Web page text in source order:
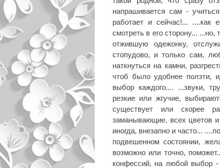
напрашивается сам -
работает и сейчас!... ....как
смотреть в его сторону...
отжившую одежонку,
стопудово, и только сам,
наткнуться на камни,
чтоб было удобнее ползти,
выбор каждого.... ...звуки,
резкие или жгучие,
существует или скорее
заманывающие, всех цветов и
иногда, внезапно и часто...
подвешенном состоянии,
возможно или точно,
конфессий, на любой выбор -